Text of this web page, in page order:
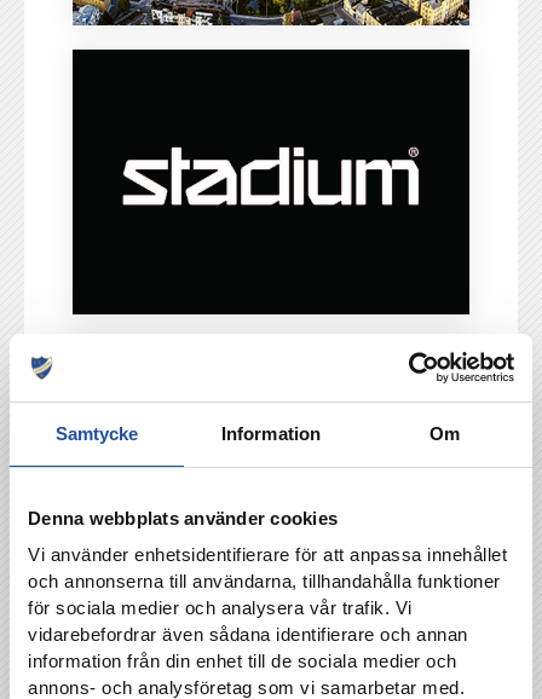
Samtycke Information Om
Denna webbplats använder cookies
Vi använder enhetsidentifierare för att anpassa innehållet
och annonserna till användarna, tillhandahålla funktioner
för sociala medier och analysera vår trafik. Vi
vidarebefordrar även sådana identifierare och annan
information från din enhet till de sociala medier och
annons- och analysföretag som vi samarbetar med.